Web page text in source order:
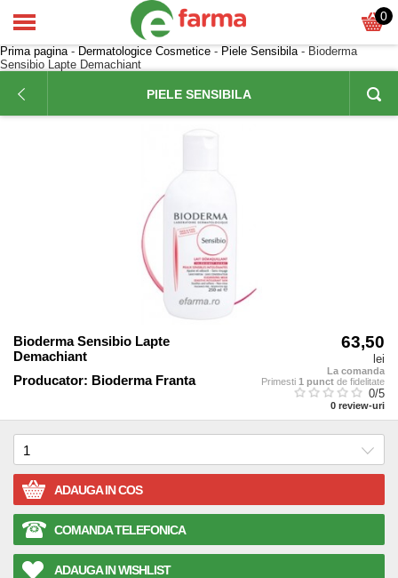
0
Prima pagina- Dermatologice Cosmetice - Piele Sensibila- Bioderma
Sensibio Lapte Demachiant
PIELE SENSIBILA
Bioderma Sensibio Lapte
Demachiant
Producator: Bioderma Franta
63,50
lei
La comanda
Primesti 1 punct de fidelitate
0/5
0 review-uri
ADAUGA IN COS
COMANDA TELEFONICA
ADAUGA IN WISHLIST